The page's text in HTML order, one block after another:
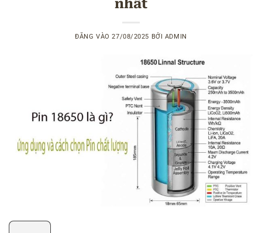
nhất
ĐĂNG VÀO27/08/2025 BỞI ADMIN